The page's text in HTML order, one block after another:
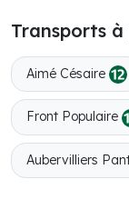
Transports
Aimé Césaire
Front Populaire
Aubervilliers